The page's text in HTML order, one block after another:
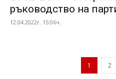
ръководство на
12.04.2022г. 15:06ч.
1 2